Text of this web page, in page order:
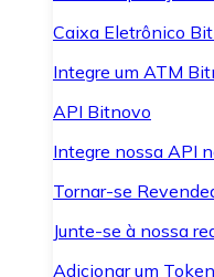
Caixa Eletrônico
Integre um ATM
API Bitnovo
Integre nossa API
Tornar-se
Junte-se à nossa
Adicionar um Token